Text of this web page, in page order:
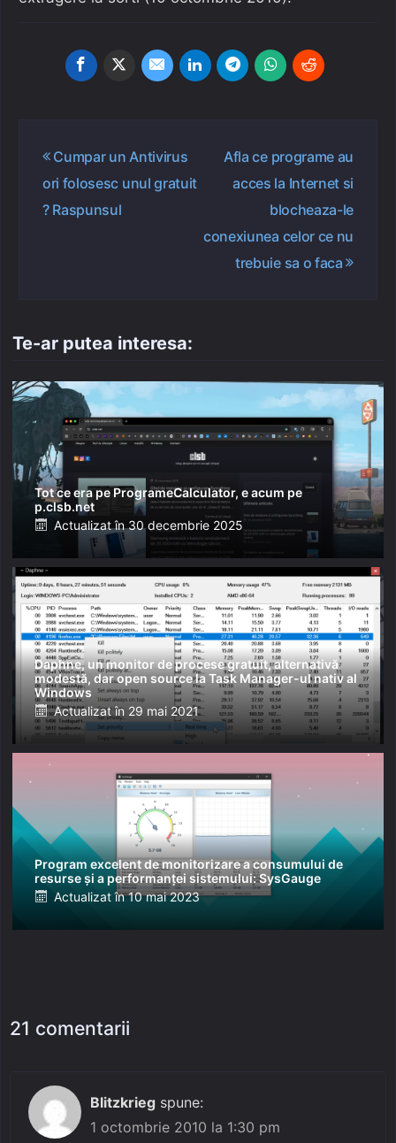
Navigare
articole
Cumpar un Antivirus
ori folosesc unul gratuit
? Raspunsul
Afla ce programe au
acces la Internet si
blocheaza-le
conexiunea celor ce nu
trebuie sa o faca
Te-ar putea interesa:
Tot ce era pe ProgrameCalculator, e acum pe
p.clsb.net
Posted
Actualizat în 30 decembrie 2025
Daphne, un monitor de procese gratuit, alternativă
modestă, dar open source la Task Manager-ul nativ al
Windows
Posted
on
Actualizat în 29 mai 2021
Program excelent de monitorizare a consumului de
resurse și a performanței sistemului: SysGauge
Posted
Actualizat în 10 mai 2023
21 comentarii
Blitzkrieg spune:
1 octombrie 2010 la 1:30 pm